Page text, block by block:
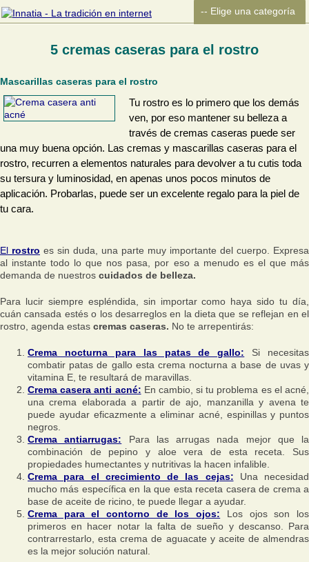
5 cremas caseras para el rostro
Mascarillas caseras para el rostro
Tu rostro es lo primero que los demás
ven, por eso mantener su belleza a
través de cremas caseras puede ser
una muy buena opción. Las cremas y mascarillas caseras para el
rostro, recurren a elementos naturales para devolver a tu cutis toda
su tersura y luminosidad, en apenas unos pocos minutos de
aplicación. Probarlas, puede ser un excelente regalo para la piel de
tu cara.
El rostro es sin duda, una parte muy importante del cuerpo. Expresa
al instante todo lo que nos pasa, por eso a menudo es el que más
demanda de nuestros cuidados de belleza.
Para lucir siempre espléndida, sin importar como haya sido tu día,
cuán cansada estés o los desarreglos en la dieta que se reflejan en el
rostro, agenda estas cremas caseras. No te arrepentirás:
Crema nocturna para las patas de gallo: Si necesitas
combatir patas de gallo esta crema nocturna a base de uvas y
vitamina E, te resultará de maravillas.
Crema casera anti acné: En cambio, si tu problema es el acné,
una crema elaborada a partir de ajo, manzanilla y avena te
puede ayudar eficazmente a eliminar acné, espinillas y puntos
negros.
Crema antiarrugas: Para las arrugas nada mejor que la
combinación de pepino y aloe vera de esta receta. Sus
propiedades humectantes y nutritivas la hacen infalible.
Crema para el crecimiento de las cejas: Una necesidad
mucho más específica en la que esta receta casera de crema a
base de aceite de ricino, te puede llegar a ayudar.
Crema para el contorno de los ojos: Los ojos son los
primeros en hacer notar la falta de sueño y descanso. Para
contrarrestarlo, esta crema de aguacate y aceite de almendras
es la mejor solución natural.